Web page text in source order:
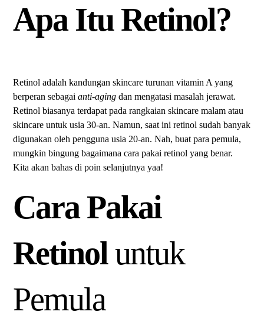
Apa Itu Retinol?
Retinol adalah kandungan skincare turunan vitamin A yang
berperan sebagaianti-aging dan mengatasi masalah jerawat.
Retinol biasanya terdapat pada rangkaian skincare malam atau
skincare untuk usia 30-an. Namun, saat ini retinol sudah banyak
digunakan oleh pengguna usia 20-an. Nah, buat para pemula,
mungkin bingung bagaimana cara pakai retinol yang benar.
Kita akan bahas di poin selanjutnya yaa!
Cara Pakai
Retinoluntuk
Pemula